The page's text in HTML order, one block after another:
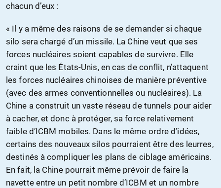
chacun d’eux :
« Il y a même des raisons de se demander si chaque
silo sera chargé d’un missile. La Chine veut que ses
forces nucléaires soient capables de survivre. Elle
craint que les États-Unis, en cas de conflit, n’attaquent
les forces nucléaires chinoises de manière préventive
(avec des armes conventionnelles ou nucléaires). La
Chine a construit un vaste réseau de tunnels pour aider
à cacher, et donc à protéger, sa force relativement
faible d’ICBM mobiles. Dans le même ordre d’idées,
certains des nouveaux silos pourraient être des leurres,
destinés à compliquer les plans de ciblage américains.
En fait, la Chine pourrait même prévoir de faire la
navette entre un petit nombre d’ICBM et un nombre